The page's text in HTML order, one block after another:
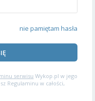
nie pamiętam hasła
serwisu Wykop.pl w jego
Regulaminu w całości,